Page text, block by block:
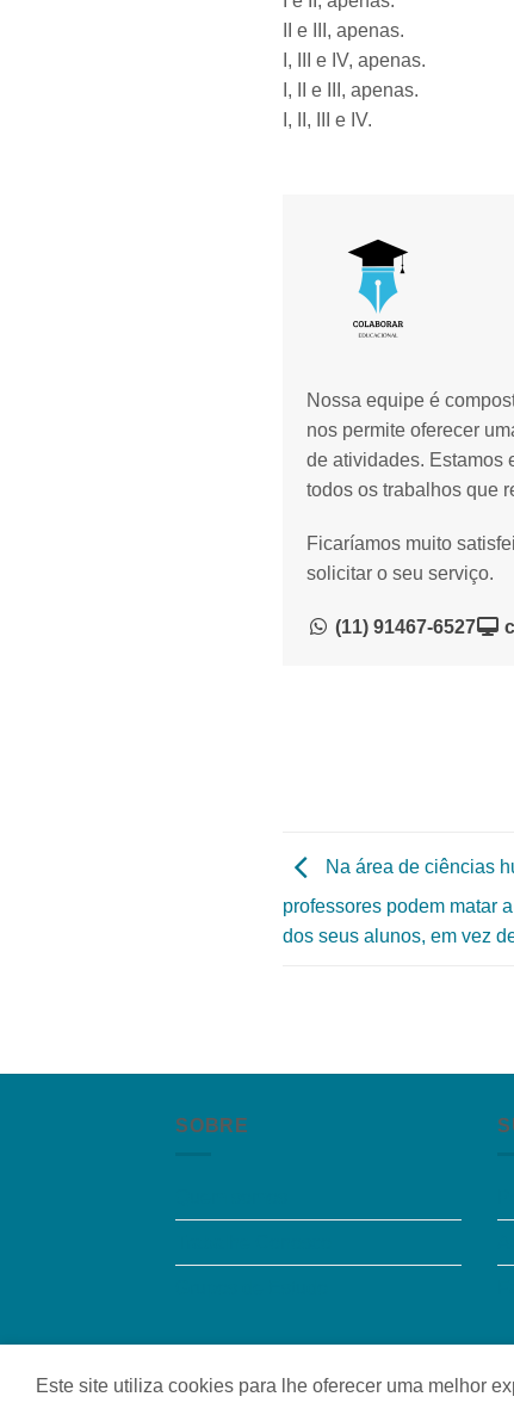
II e III, apenas.
I, III e IV, apenas.
I, II e III, apenas.
I, II, III e IV.
Nossa equipe é
nos permite oferecer
de atividades. Estamos
todos os trabalhos que
Ficaríamos muito
solicitar o seu serviço.
(11) 91467-6527
Na área de ciências
professores podem matar
dos seus alunos, em vez
SOBRE
Copyright 2026 © Colaborar Educacional
Este site utiliza cookies para lhe oferecer uma melhor